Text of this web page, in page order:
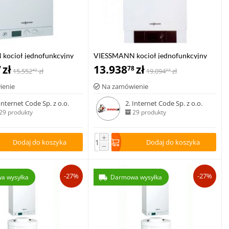
kocioł jednofunkcyjny
W 8,8-35 kW
zł15.55242 zł
Code Sp. z o.o.
produkty
Dodaj do koszyka
VIESSMANN kocioł jednofunkcyjny
VITODENS 200-W 1,9-13,0 kW z
Vitotronic 100, typ HC1B
13.93878zł19.09422 zł
Na zamówienie
2. Internet Code Sp. z o.o.
29 produkty
+
− Dodaj do koszyka
wysyłka -27% Darmowa wysyłka -27%